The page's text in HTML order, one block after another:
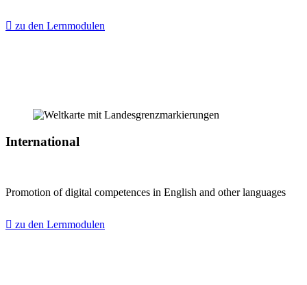
zu den Lernmodulen
International
Promotion of digital competences in English and other languages
zu den Lernmodulen